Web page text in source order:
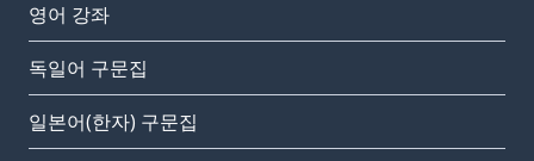
영어 강좌
독일어 구문집
일본어(한자) 구문집